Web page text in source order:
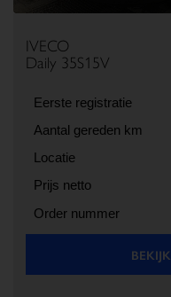
IVECO
Daily 35S15V
Eerste registratie
Aantal gereden km
Locatie
Prijs netto
Order nummer